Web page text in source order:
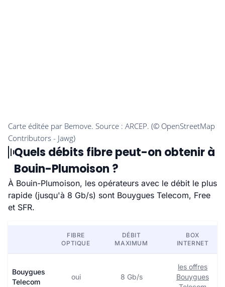
Quels débits fibre peut-on obtenir à
Bouin-Plumoison ?
À Bouin-Plumoison, les opérateurs avec le débit le plus
rapide (jusqu'à 8 Gb/s) sont Bouygues Telecom, Free
et SFR.
FIBRE
OPTIQUE
DÉBIT
MAXIMUM
BOX
INTERNET
Bouygues
Telecom
oui 8 Gb/s
les offres
Bouygues